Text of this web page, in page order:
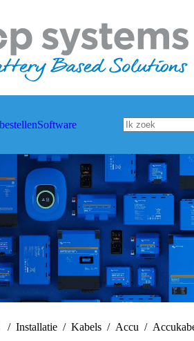
Software
Installatie Kabels Accu